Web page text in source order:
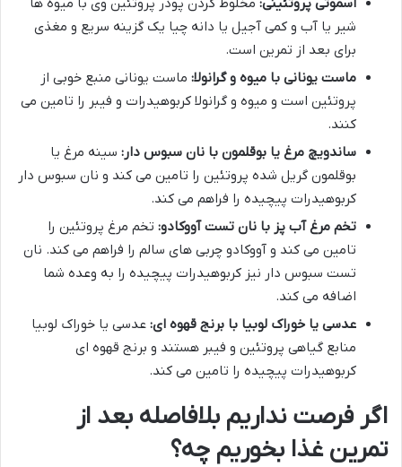
شیر یا آب و کمی آجیل یا دانه چیا یک گزینه سریع و مغذی
برای بعد از تمرین است.
ماست یونانی با میوه و گرانولا: ماست یونانی منبع خوبی از
پروتئین است و میوه و گرانولا کربوهیدرات و فیبر را تامین می
کنند.
ساندویچ مرغ یا بوقلمون با نان سبوس دار: سینه مرغ یا
بوقلمون گریل شده پروتئین را تامین می کند و نان سبوس دار
کربوهیدرات پیچیده را فراهم می کند.
تخم مرغ آب پز با نان تست آووکادو: تخم مرغ پروتئین را
تامین می کند و آووکادو چربی های سالم را فراهم می کند. نان
تست سبوس دار نیز کربوهیدرات پیچیده را به وعده شما
اضافه می کند.
عدسی یا خوراک لوبیا با برنج قهوه ای: عدسی یا خوراک لوبیا
منابع گیاهی پروتئین و فیبر هستند و برنج قهوه ای
کربوهیدرات پیچیده را تامین می کند.
اگر فرصت نداریم بلافاصله بعد از
تمرین غذا بخوریم چه؟